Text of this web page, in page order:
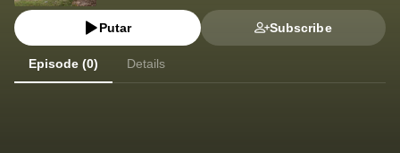
Putar Subscribe
Episode (0) Details